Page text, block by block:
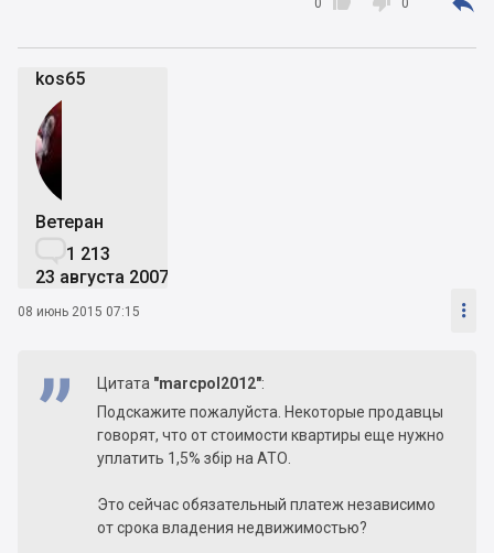
0 0
kos65
Ветеран
1 213
23 августа 2007
08 июнь 2015 07:15 
Цитата "marcpol2012":
Подскажите пожалуйста. Некоторые продавцы
говорят, что от стоимости квартиры еще нужно
уплатить 1,5% збір на АТО.
Это сейчас обязательный платеж независимо
от срока владения недвижимостью?